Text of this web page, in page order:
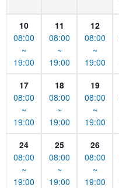
10
08:00
~
19:00
11
08:00
~
19:00
12
08:00
~
19:00
17
08:00
~
19:00
18
08:00
~
19:00
19
08:00
~
19:00
24
08:00
~
19:00
25
08:00
~
19:00
26
08:00
~
19:00